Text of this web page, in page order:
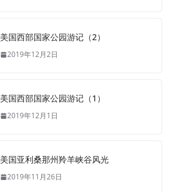
美国西部国家公园游记（2）
2019年12月2日
美国西部国家公园游记（1）
2019年12月1日
美国亚利桑那州羚羊峡谷风光
2019年11月26日